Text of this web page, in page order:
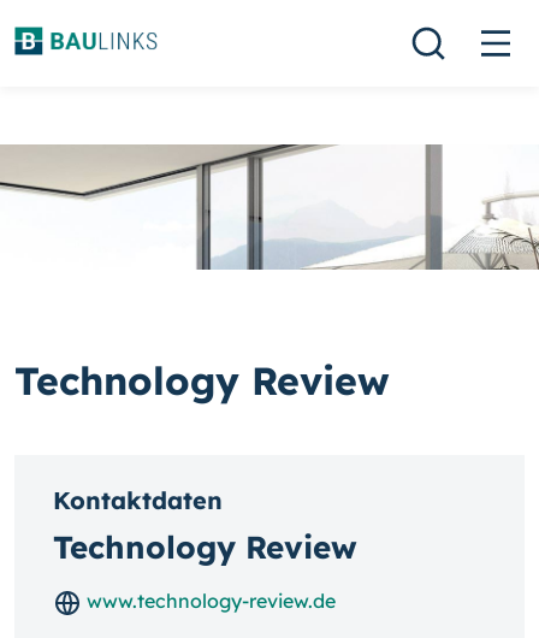
Technology Review
Kontaktdaten
Technology Review
www.technology-review.de